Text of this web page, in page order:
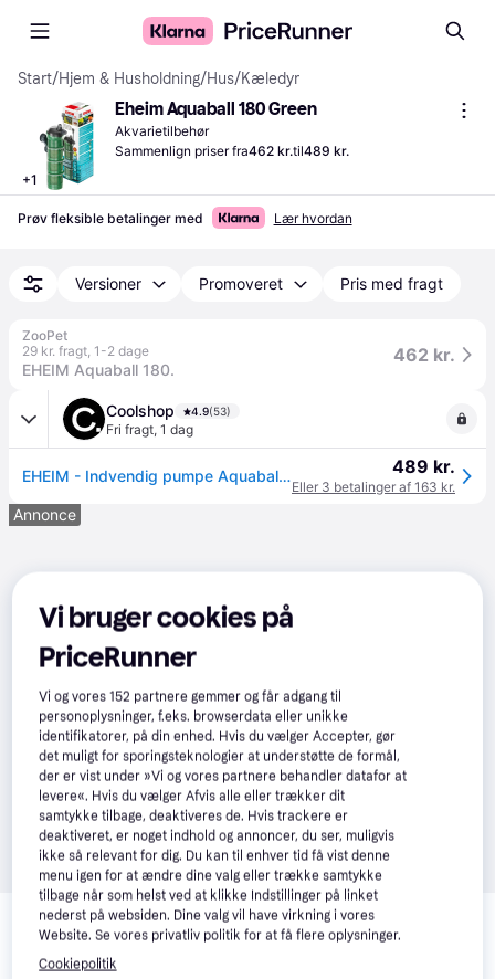
Start/Hjem & Husholdning/Hus/Kæledyr
+1
Eheim Aquaball 180 Green
Akvarietilbehør
Sammenlign priser fra462 kr.til489 kr.
Prøv fleksible betalinger med Lær hvordan
Versioner Promoveret Pris med fragt
ZooPet
29 kr. fragt, 1-2 dage
EHEIM Aquaball 180.
462 kr.
Coolshop 4.9(53)
Fri fragt, 1 dag
EHEIM - Indvendig pumpe Aquaball 180 - Fri fragt og klar til levering - Prismatch 489 kr.
Eller 3 betalinger af 163 kr.
Annonce
Relaterede produkter
Se vores forslag til andre produkter, der matcher dine
interesser. Vis alle
Vi bruger cookies på
PriceRunner
Vi og vores152 partnere gemmer og får adgang til
personoplysninger, f.eks. browserdata eller unikke
identifikatorer, på din enhed. Hvis du vælger Accepter, gør
det muligt for sporingsteknologier at understøtte de formål,
der er vist under »Vi og vores partnere behandler datafor at
levere«. Hvis du vælger Afvis alle eller trækker dit
samtykke tilbage, deaktiveres de. Hvis trackere er
deaktiveret, er noget indhold og annoncer, du ser, muligvis
ikke så relevant for dig. Du kan til enhver tid få vist denne
menu igen for at ændre dine valg eller trække samtykke
tilbage når som helst ved at klikke Indstillinger på linket
nederst på websiden. Dine valg vil have virkning i vores
Website. Se vores privatliv politik for at få flere oplysninger.
Cookiepolitik